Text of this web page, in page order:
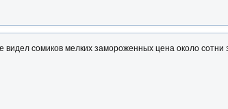
видел сомиков мелких замороженных цена около сотни